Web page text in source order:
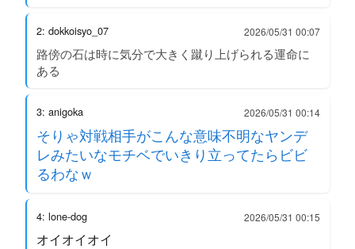
2: dokkoisyo_07 2026/05/31 00:07
路傍の石は時に気分で大きく蹴り上げられる運命に
ある
3: anigoka 2026/05/31 00:14
そりゃ対戦相手がこんな意味不明なヤンデ
レみたいなモチベでいきり立ってたらビビ
るわなｗ
4: lone-dog 2026/05/31 00:15
オイオイオイ